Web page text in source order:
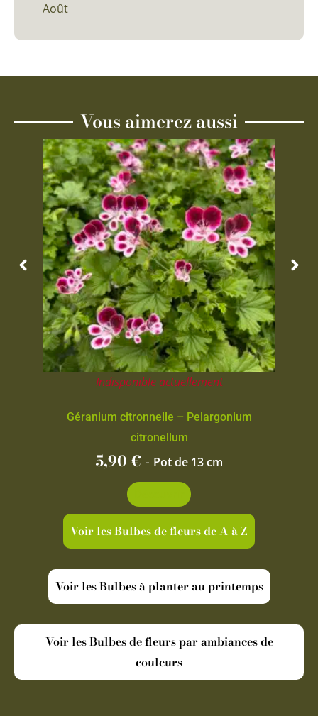
Août
Vous aimerez aussi
Indisponible actuellement
Géranium citronnelle – Pelargonium
citronellum
5,90€ - Pot de 13 cm
Voir les Bulbes de fleurs de A à Z
Voir les Bulbes à planter au printemps
Voir les Bulbes de fleurs par ambiances de
couleurs